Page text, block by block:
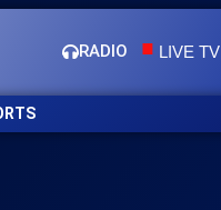
RADIO LIVE TV